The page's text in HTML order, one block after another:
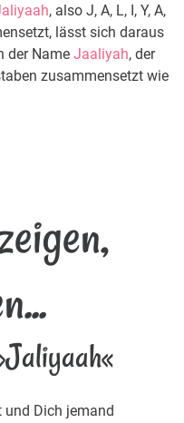
, also J, A, L, I, Y, A,
lässt sich daraus
der Name Jaaliyah, der
zusammensetzt wie
Dich jemand